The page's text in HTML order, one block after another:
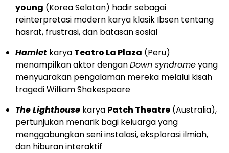
young (Korea Selatan) hadir sebagai
reinterpretasi modern karya klasik Ibsen tentang
hasrat, frustrasi, dan batasan sosial
Hamlet karya Teatro La Plaza (Peru)
menampilkan aktor denganDown syndromeyang
menyuarakan pengalaman mereka melalui kisah
tragedi William Shakespeare
The Lighthouse karya Patch Theatre (Australia),
pertunjukan menarik bagi keluarga yang
menggabungkan seni instalasi, eksplorasi ilmiah,
dan hiburan interaktif